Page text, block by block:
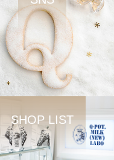
SHOP LIST